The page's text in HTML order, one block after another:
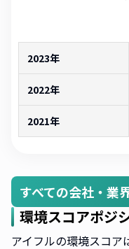
2023年
2022年
2021年
すべての会社・業
環境スコアポジ
アイフルの環境スコア